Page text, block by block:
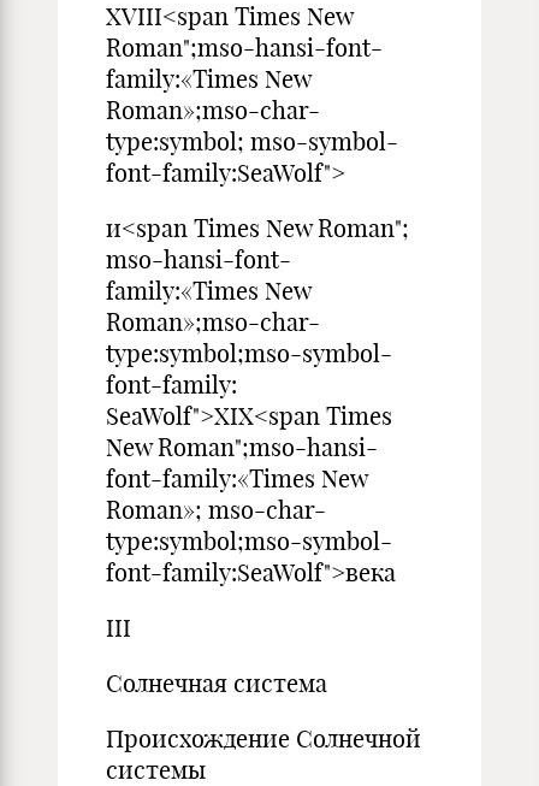
XVIII<span Times New
Roman";mso-hansi-font-
family:«Times New
Roman»;mso-char-
type:symbol; mso-symbol-
font-family:SeaWolf">
и<span Times New Roman";
mso-hansi-font-
family:«Times New
Roman»;mso-char-
type:symbol;mso-symbol-
font-family:
SeaWolf">XIX<span Times
New Roman";mso-hansi-
font-family:«Times New
Roman»; mso-char-
type:symbol;mso-symbol-
font-family:SeaWolf">века
III
Солнечная система
Происхождение Солнечной
системы